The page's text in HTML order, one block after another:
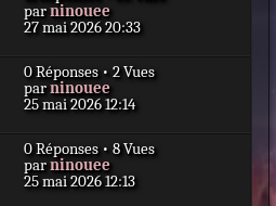
s
a
e
e
r
e
s
s
a
e
D
e
i
e
r
e
s
s
a
parninouee
27 mai 2026 20:33
0 Réponses • 2 Vues
D
e
i
e
r
parninouee
25 mai 2026 12:14
0 Réponses • 8 Vues
D
e
parninouee
25 mai 2026 12:13